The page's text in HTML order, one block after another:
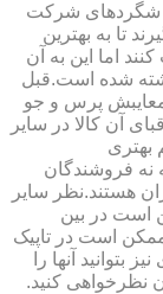
شگردهای شرکت
تا به بهترین
اما این به آن
شده است.قبل
معایبش پرس و جو
آن کالا در سایر
بهتری
نه فروشندگان
هستند.نظر سایر
است در بین
است در تاپیک
آنها را
نظرخواهی کنید.